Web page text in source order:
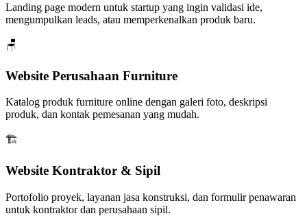
Landing page modern untuk startup yang ingin validasi ide,
mengumpulkan leads, atau memperkenalkan produk baru.
🪑
Website Perusahaan Furniture
Katalog produk furniture online dengan galeri foto, deskripsi
produk, dan kontak pemesanan yang mudah.
🏗️
Website Kontraktor & Sipil
Portofolio proyek, layanan jasa konstruksi, dan formulir penawaran
untuk kontraktor dan perusahaan sipil.